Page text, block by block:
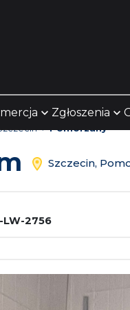
Zgłoszenia
Pomorzany
Szczecin,
LW-2756